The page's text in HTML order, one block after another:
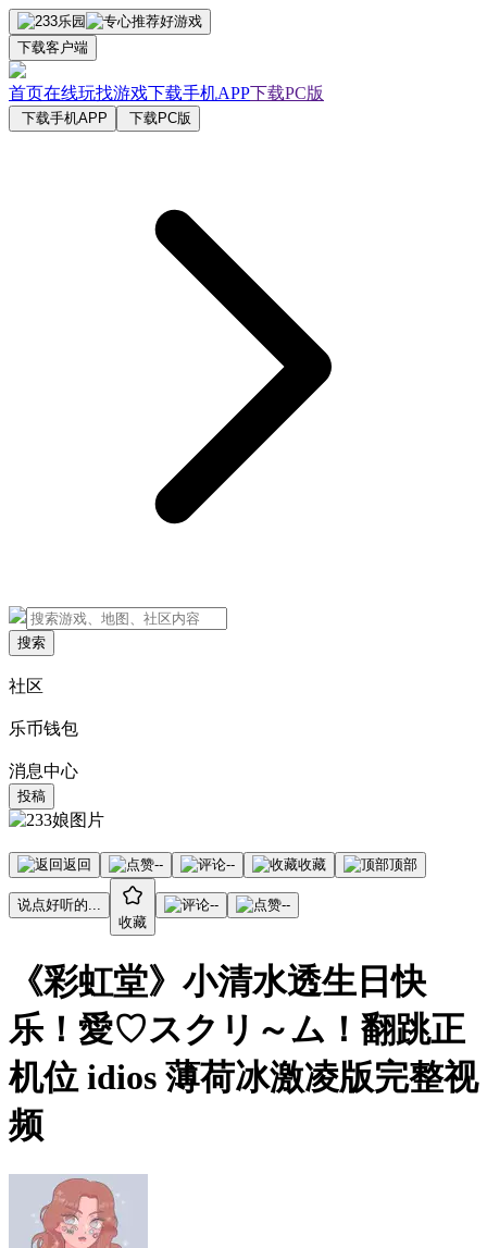
下载客户端
首页在线玩找游戏下载手机APP下载PC版
下载手机APP 下载PC版
搜索
社区
乐币钱包
消息中心
投稿
返回 -- -- 收藏 顶部
说点好听的...
收藏
-- --
《彩虹堂》小清水透生日快
乐！愛♡スクリ～ム！翻跳正
机位 idios 薄荷冰激凌版完整视
频